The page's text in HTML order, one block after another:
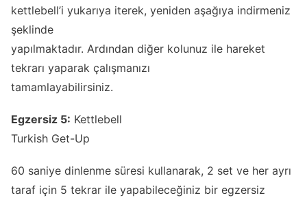
kettlebell’i yukarıya iterek, yeniden aşağıya indirmeniz
şeklinde
yapılmaktadır. Ardından diğer kolunuz ile hareket
tekrarı yaparak çalışmanızı
tamamlayabilirsiniz.
Egzersiz 5: Kettlebell
Turkish Get-Up
60 saniye dinlenme süresi kullanarak, 2 set ve her ayrı
taraf için 5 tekrar ile yapabileceğiniz bir egzersiz